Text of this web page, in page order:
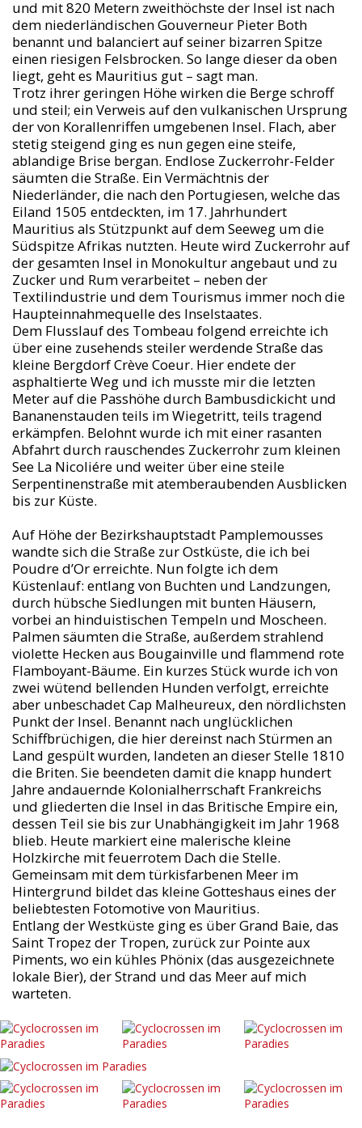
und mit 820 Metern zweithöchste der Insel ist nach
dem niederländischen Gouverneur Pieter Both
benannt und balanciert auf seiner bizarren Spitze
einen riesigen Felsbrocken. So lange dieser da oben
liegt, geht es Mauritius gut – sagt man.
Trotz ihrer geringen Höhe wirken die Berge schroff
und steil; ein Verweis auf den vulkanischen Ursprung
der von Korallenriffen umgebenen Insel. Flach, aber
stetig steigend ging es nun gegen eine steife,
ablandige Brise bergan. Endlose Zuckerrohr-Felder
säumten die Straße. Ein Vermächtnis der
Niederländer, die nach den Portugiesen, welche das
Eiland 1505 entdeckten, im 17. Jahrhundert
Mauritius als Stützpunkt auf dem Seeweg um die
Südspitze Afrikas nutzten. Heute wird Zuckerrohr auf
der gesamten Insel in Monokultur angebaut und zu
Zucker und Rum verarbeitet – neben der
Textilindustrie und dem Tourismus immer noch die
Haupteinnahmequelle des Inselstaates.
Dem Flusslauf des Tombeau folgend erreichte ich
über eine zusehends steiler werdende Straße das
kleine Bergdorf Crève Coeur. Hier endete der
asphaltierte Weg und ich musste mir die letzten
Meter auf die Passhöhe durch Bambusdickicht und
Bananenstauden teils im Wiegetritt, teils tragend
erkämpfen. Belohnt wurde ich mit einer rasanten
Abfahrt durch rauschendes Zuckerrohr zum kleinen
See La Nicoliére und weiter über eine steile
Serpentinenstraße mit atemberaubenden Ausblicken
bis zur Küste.
Auf Höhe der Bezirkshauptstadt Pamplemousses
wandte sich die Straße zur Ostküste, die ich bei
Poudre d’Or erreichte. Nun folgte ich dem
Küstenlauf: entlang von Buchten und Landzungen,
durch hübsche Siedlungen mit bunten Häusern,
vorbei an hinduistischen Tempeln und Moscheen.
Palmen säumten die Straße, außerdem strahlend
violette Hecken aus Bougainville und flammend rote
Flamboyant-Bäume. Ein kurzes Stück wurde ich von
zwei wütend bellenden Hunden verfolgt, erreichte
aber unbeschadet Cap Malheureux, den nördlichsten
Punkt der Insel. Benannt nach unglücklichen
Schiffbrüchigen, die hier dereinst nach Stürmen an
Land gespült wurden, landeten an dieser Stelle 1810
die Briten. Sie beendeten damit die knapp hundert
Jahre andauernde Kolonialherrschaft Frankreichs
und gliederten die Insel in das Britische Empire ein,
dessen Teil sie bis zur Unabhängigkeit im Jahr 1968
blieb. Heute markiert eine malerische kleine
Holzkirche mit feuerrotem Dach die Stelle.
Gemeinsam mit dem türkisfarbenen Meer im
Hintergrund bildet das kleine Gotteshaus eines der
beliebtesten Fotomotive von Mauritius.
Entlang der Westküste ging es über Grand Baie, das
Saint Tropez der Tropen, zurück zur Pointe aux
Piments, wo ein kühles Phönix (das ausgezeichnete
lokale Bier), der Strand und das Meer auf mich
warteten.